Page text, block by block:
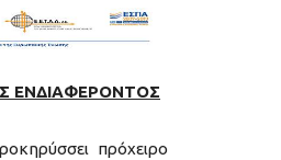
ΕΝΔΙΑΦΕΡΟΝΤΟΣ
πρόχειρο